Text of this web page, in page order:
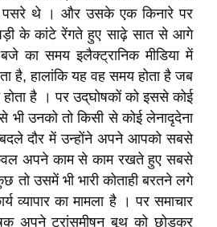
पसरे थे । और उसके एक किनारे पर
के कांटे रेंगते हुए साढ़े सात से आगे
समय इलैक्ट्रानिक मीडिया में
है, हालांकि यह वह समय होता है जब
होता है । पर उद्‌घोषकों को इससे कोई
भी उनको तो किसी से कोई लेनादृदेना
दौर में उन्होंने अपने आपको सबसे
अपने काम से काम रखते हुए सबसे
उसमें भी भारी कोताही बरतने लगे
का मामला है । पर समाचार
अपने ट्रांसमीषन बूथ को छोड़कर